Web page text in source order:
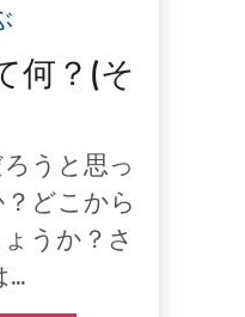
何？(そ
うと思っ
どこから
うか？さ